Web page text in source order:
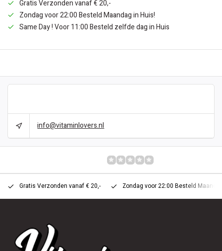
Gratis Verzonden vanaf € 20,-
Zondag voor 22:00 Besteld Maandag in Huis!
Same Day ! Voor 11:00 Besteld zelfde dag in Huis
info@vitaminlovers.nl
Gratis Verzonden vanaf € 20,- Zondag voor 22:00 Besteld